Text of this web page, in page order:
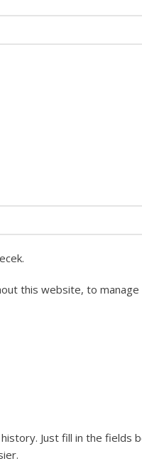
this website, to
Just fill in the fields